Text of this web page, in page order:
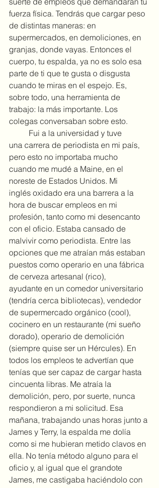
fuerza física. Tendrás que cargar peso
de distintas maneras: en
supermercados, en demoliciones, en
granjas, donde vayas. Entonces el
cuerpo, tu espalda, ya no es solo esa
parte de ti que te gusta o disgusta
cuando te miras en el espejo. Es,
sobre todo, una herramienta de
trabajo: la más importante. Los
colegas conversaban sobre esto.
una carrera de periodista en mi país,
pero esto no importaba mucho
cuando me mudé a Maine, en el
noreste de Estados Unidos. Mi
inglés oxidado era una barrera a la
hora de buscar empleos en mi
profesión, tanto como mi desencanto
con el oficio. Estaba cansado de
malvivir como periodista. Entre las
opciones que me atraían más estaban
puestos como operario en una fábrica
de cerveza artesanal (rico),
ayudante en un comedor universitario
(tendría cerca bibliotecas), vendedor
de supermercado orgánico (cool),
cocinero en un restaurante (mi sueño
dorado), operario de demolición
(siempre quise ser un Hércules). En
todos los empleos te advertían que
tenías que ser capaz de cargar hasta
cincuenta libras. Me atraía la
demolición, pero, por suerte, nunca
respondieron a mi solicitud. Esa
mañana, trabajando unas horas junto a
James y Terry, la espalda me dolía
como si me hubieran metido clavos en
ella. No tenía método alguno para el
oficio y, al igual que el grandote
James, me castigaba haciéndolo con